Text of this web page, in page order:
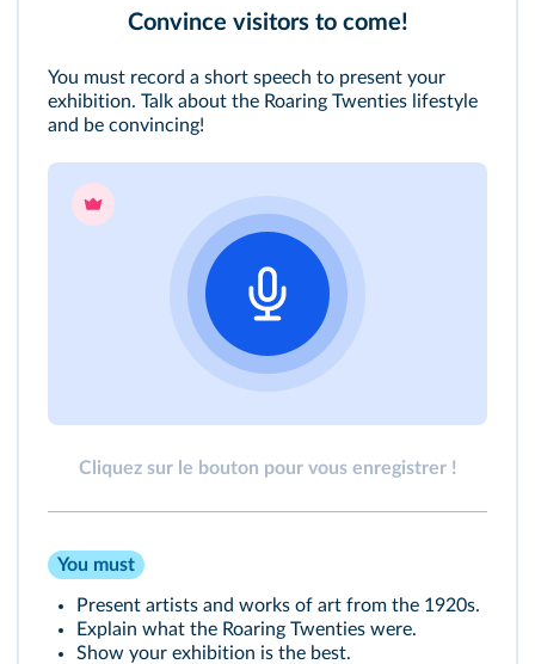
Convince visitors to come!
You must record a short speech to present your
exhibition. Talk about the Roaring Twenties lifestyle
and be convincing!
Cliquez sur le bouton pour vous enregistrer !
You must
Present artists and works of art from the 1920s.
Explain what the Roaring Twenties were.
Show your exhibition is the best.